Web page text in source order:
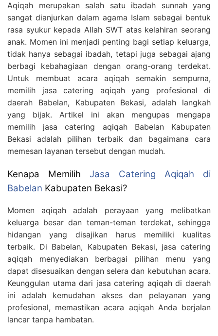
Aqiqah merupakan salah satu ibadah sunnah yang
sangat dianjurkan dalam agama Islam sebagai bentuk
rasa syukur kepada Allah SWT atas kelahiran seorang
anak. Momen ini menjadi penting bagi setiap keluarga,
tidak hanya sebagai ibadah, tetapi juga sebagai ajang
berbagi kebahagiaan dengan orang-orang terdekat.
Untuk membuat acara aqiqah semakin sempurna,
memilih jasa catering aqiqah yang profesional di
daerah Babelan, Kabupaten Bekasi, adalah langkah
yang bijak. Artikel ini akan mengupas mengapa
memilih jasa catering aqiqah Babelan Kabupaten
Bekasi adalah pilihan terbaik dan bagaimana cara
memesan layanan tersebut dengan mudah.
Kenapa Memilih Jasa Catering Aqiqah di
Babelan Kabupaten Bekasi?
Momen aqiqah adalah perayaan yang melibatkan
keluarga besar dan teman-teman terdekat, sehingga
hidangan yang disajikan harus memiliki kualitas
terbaik. Di Babelan, Kabupaten Bekasi, jasa catering
aqiqah menyediakan berbagai pilihan menu yang
dapat disesuaikan dengan selera dan kebutuhan acara.
Keunggulan utama dari jasa catering aqiqah di daerah
ini adalah kemudahan akses dan pelayanan yang
profesional, memastikan acara aqiqah Anda berjalan
lancar tanpa hambatan.